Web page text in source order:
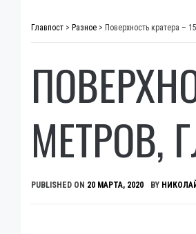
Главпост > Разное > Поверхность кратера –
МЕТРОВ,
PUBLISHED ON 20 МАРТА, 2020 BY